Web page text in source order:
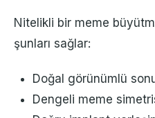
Nitelikli bir meme
şunları sağlar:
Doğal görünümlü
Dengeli meme